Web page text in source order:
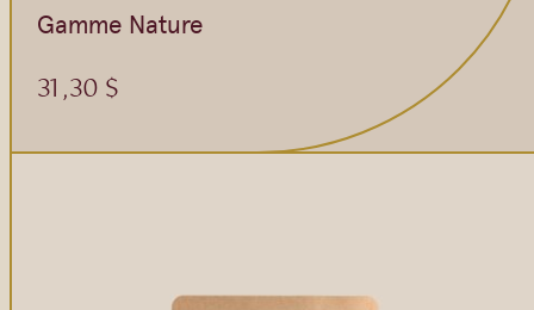
Gommages
Savons en barre
Gamme Nature
31,30 $